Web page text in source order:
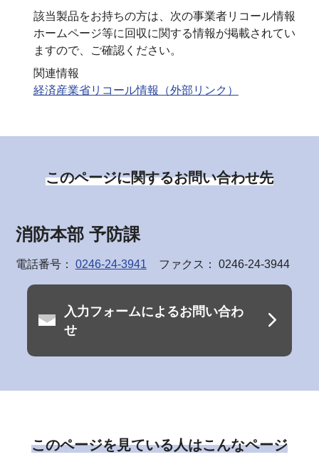
該当製品をお持ちの方は、次の事業者リコール情報
ホームページ等に回収に関する情報が掲載されてい
ますので、ご確認ください。
関連情報
経済産業省リコール情報（外部リンク）
このページに関するお問い合わせ先
消防本部 予防課
電話番号： 0246-24-3941 ファクス： 0246-24-3944
入力フォームによるお問い合わ
せ
このページを見ている人はこんなページ